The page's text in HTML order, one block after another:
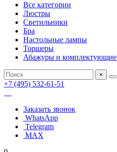
Все категории
Люстры
Светильники
Бра
Настольные лампы
Торшеры
Абажуры и комплектующие
×
+7 (495) 532-61-51
Заказать звонок
WhatsApp
Telegram
MAX